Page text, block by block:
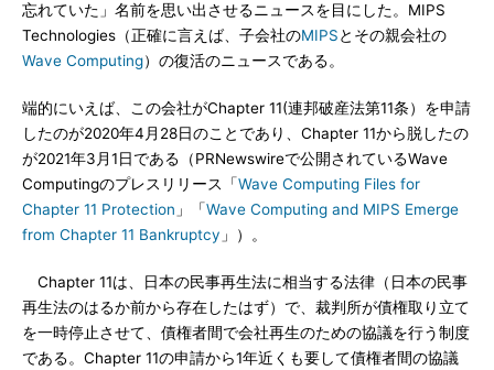
忘れていた」名前を思い出させるニュースを目にした。MIPS
Technologies（正確に言えば、子会社のMIPSとその親会社の
Wave Computing）の復活のニュースである。
端的にいえば、この会社がChapter 11(連邦破産法第11条）を申請
したのが2020年4月28日のことであり、Chapter 11から脱したの
が2021年3月1日である（PRNewswireで公開されているWave
Computingのプレスリリース「Wave Computing Files for
Chapter 11 Protection 」「Wave Computing and MIPS Emerge
from Chapter 11 Bankruptcy 」）。
Chapter 11は、日本の民事再生法に相当する法律（日本の民事
再生法のはるか前から存在したはず）で、裁判所が債権取り立て
を一時停止させて、債権者間で会社再生のための協議を行う制度
である。Chapter 11の申請から1年近くも要して債権者間の協議